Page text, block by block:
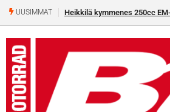
UUSIMMAT Heikkilä kymmenes 250cc